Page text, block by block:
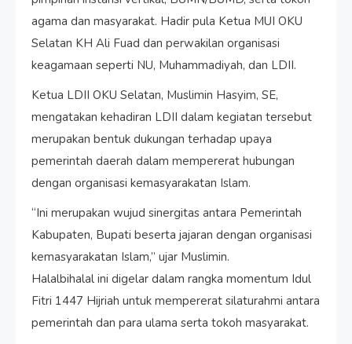
agama dan masyarakat. Hadir pula Ketua MUI OKU
Selatan KH Ali Fuad dan perwakilan organisasi
keagamaan seperti NU, Muhammadiyah, dan LDII.
Ketua LDII OKU Selatan, Muslimin Hasyim, SE,
mengatakan kehadiran LDII dalam kegiatan tersebut
merupakan bentuk dukungan terhadap upaya
pemerintah daerah dalam mempererat hubungan
dengan organisasi kemasyarakatan Islam.
“Ini merupakan wujud sinergitas antara Pemerintah
Kabupaten, Bupati beserta jajaran dengan organisasi
kemasyarakatan Islam,” ujar Muslimin.
Halalbihalal ini digelar dalam rangka momentum Idul
Fitri 1447 Hijriah untuk mempererat silaturahmi antara
pemerintah dan para ulama serta tokoh masyarakat.